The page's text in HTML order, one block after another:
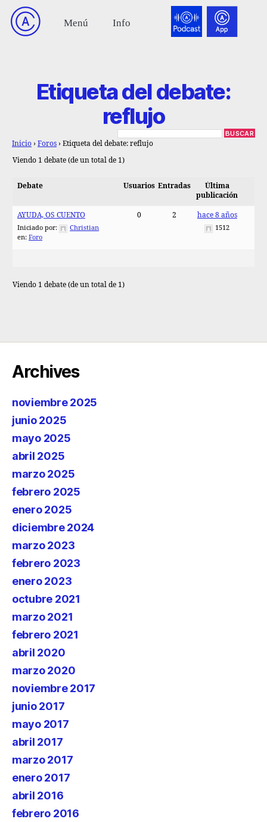
Etiqueta del debate:
reflujo
Inicio › Foros › Etiqueta del debate: reflujo
Viendo 1 debate (de un total de 1)
Debate Usuarios Entradas
Última
publicación
AYUDA, OS CUENTO
Iniciado por:
Christian
en: Foro
0 2 hace 8 años
1512
Viendo 1 debate (de un total de 1)
Archives
noviembre 2025
junio 2025
mayo 2025
abril 2025
marzo 2025
febrero 2025
enero 2025
diciembre 2024
marzo 2023
febrero 2023
enero 2023
octubre 2021
marzo 2021
febrero 2021
abril 2020
marzo 2020
noviembre 2017
junio 2017
mayo 2017
abril 2017
marzo 2017
enero 2017
abril 2016
febrero 2016